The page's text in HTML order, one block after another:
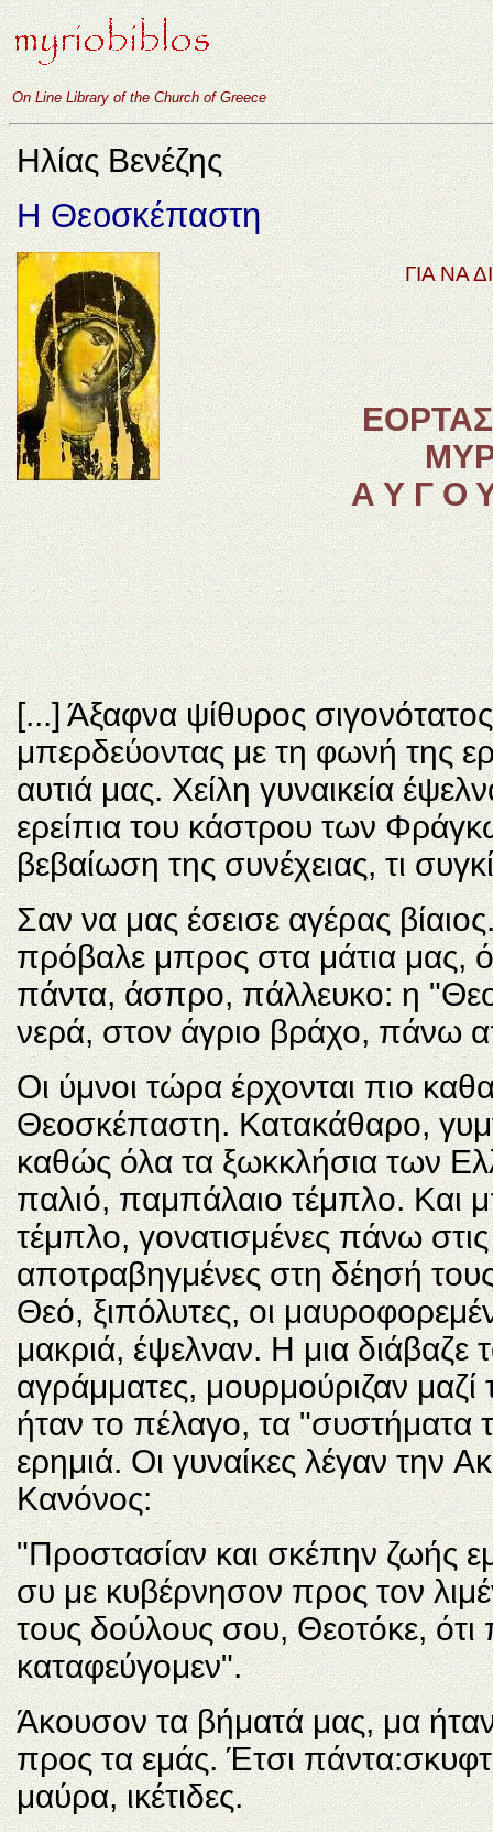
On Line Library of the Church of Greece
Ηλίας Βενέζης
Η Θεοσκέπαστη
ΓΙΑ ΝΑ
Α Υ Γ Ο
[...] Άξαφνα ψίθυρος
μπερδεύοντας με τη φωνή της
αυτιά μας. Xείλη γυναικεία
ερείπια του κάστρου των
βεβαίωση της συνέχειας, τι
Σαν να μας έσεισε αγέρας
πρόβαλε μπρος στα μάτια μας,
πάντα, άσπρο, πάλλευκο: η
νερά, στον άγριο βράχο, πάνω
Oι ύμνοι τώρα έρχονται πιο
Θεοσκέπαστη. Κατακάθαρο,
καθώς όλα τα ξωκκλήσια των
παλιό, παμπάλαιο τέμπλο.
τέμπλο, γονατισμένες πάνω
αποτραβηγμένες στη δέησή
Θεό, ξιπόλυτες, οι
μακριά, έψελναν. H μια
αγράμματες, μουρμούριζαν μαζί
ήταν το πέλαγο, τα "συστήματα
ερημιά. Oι γυναίκες λέγαν την
Kανόνος:
"Προστασίαν και σκέπην ζωής
συ με κυβέρνησον προς τον
τους δούλους σου, Θεοτόκε, ότι
καταφεύγομεν".
Άκουσον τα βήματά μας, μα
προς τα εμάς. Έτσι
μαύρα, ικέτιδες.